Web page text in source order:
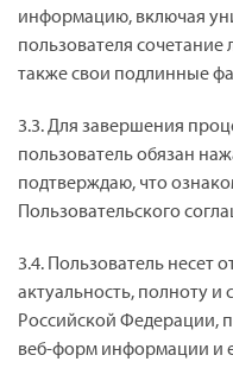
информацию, включая
пользователя сочетание
также свои подлинные
3.3. Для завершения
пользователь обязан
подтверждаю, что
Пользовательского
3.4. Пользователь несет
актуальность, полноту и
Российской Федерации,
веб-форм информации и